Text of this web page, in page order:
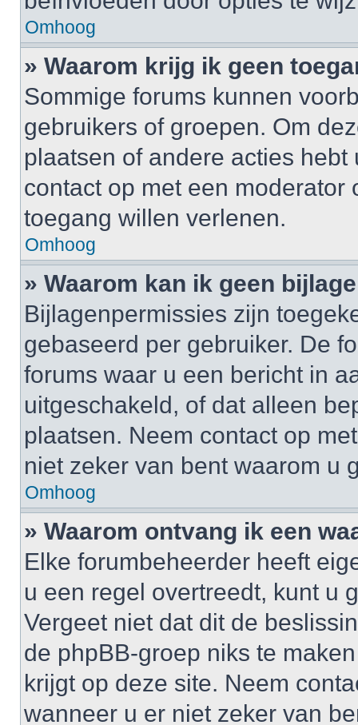
Omhoog
» Waarom krijg ik geen
Sommige forums kunnen
gebruikers of groepen. Om
plaatsen of andere acties
contact op met een
toegang willen verlenen.
Omhoog
» Waarom kan ik geen
Bijlagenpermissies zijn
gebaseerd per gebruiker. De
forums waar u een bericht in
uitgeschakeld, of dat alleen
plaatsen. Neem contact op
niet zeker van bent waarom u
Omhoog
» Waarom ontvang ik een
Elke forumbeheerder heeft
u een regel overtreedt, kunt u
Vergeet niet dat dit de
de phpBB-groep niks te
krijgt op deze site. Neem
wanneer u er niet zeker van